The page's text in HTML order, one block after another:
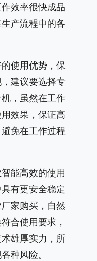
效率很快成品
产流程中的各
使用优势，保
建议要选择专
，虽然在工作
效果，保证高
免在工作过程
能高效的使用
有更安全稳定
家购买，自然
合使用要求，
雄厚实力，所
种风险。